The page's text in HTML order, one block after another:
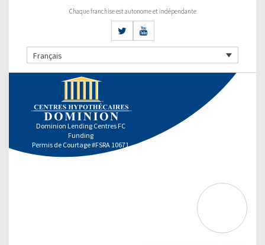
Chaque franchise est autonome et indépendante
Français
Dominion Lending Centres FC
Funding
Permis de Courtage #FSRA 10671